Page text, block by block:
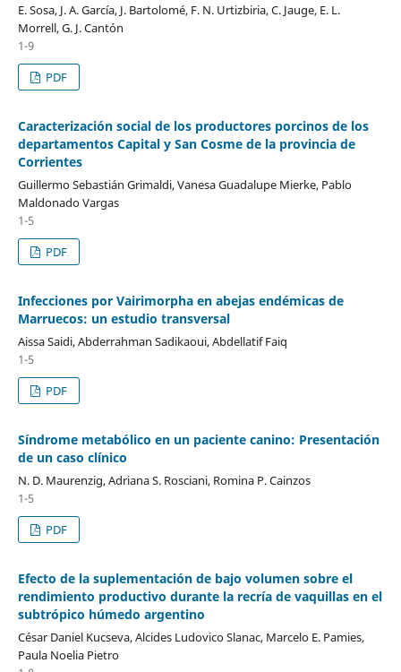
E. Sosa, J. A. García, J. Bartolomé, F. N. Urtizbiria, C. Jauge, E. L.
Morrell, G. J. Cantón
1-9
PDF
Caracterización social de los productores porcinos de los
departamentos Capital y San Cosme de la provincia de
Corrientes
Guillermo Sebastián Grimaldi, Vanesa Guadalupe Mierke, Pablo
Maldonado Vargas
1-5
PDF
Infecciones por Vairimorpha en abejas endémicas de
Marruecos: un estudio transversal
Aissa Saidi, Abderrahman Sadikaoui, Abdellatif Faiq
1-5
PDF
Síndrome metabólico en un paciente canino: Presentación
de un caso clínico
N. D. Maurenzig, Adriana S. Rosciani, Romina P. Cainzos
1-5
PDF
Efecto de la suplementación de bajo volumen sobre el
rendimiento productivo durante la recría de vaquillas en el
subtrópico húmedo argentino
César Daniel Kucseva, Alcides Ludovico Slanac, Marcelo E. Pamies,
Paula Noelia Pietro